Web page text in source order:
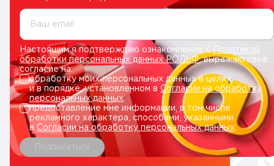
Ваш email
Настоящим я подтверждаю ознакомление сПолитикой
обработки персональных данных РОЛЬФ, выражаю свое
согласие на:
обработку моих персональных данных в целях
и в порядке, установленном в Согласии на обработку
персональных данных.
предоставление мне информации, в том числе
рекламного характера, способами, указанными
в Согласии на обработку персональных данных
Подписаться